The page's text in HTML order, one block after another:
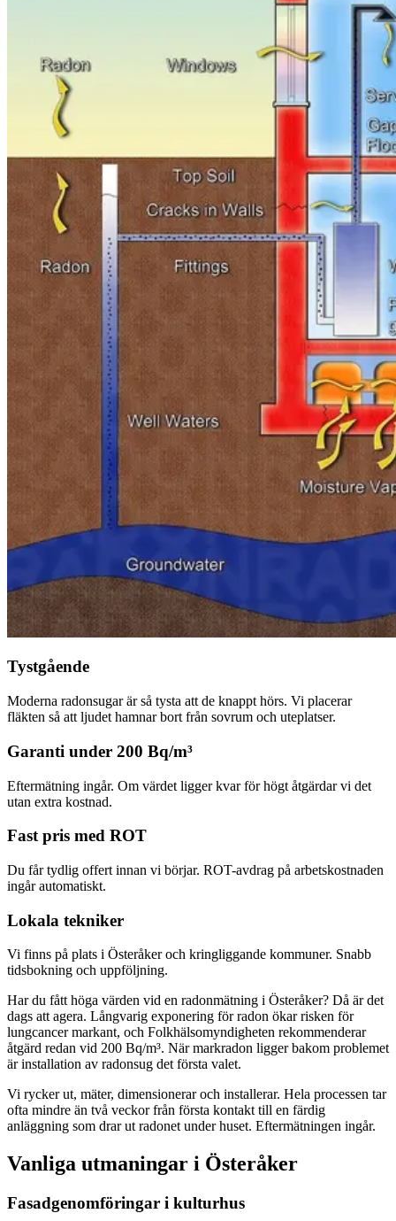
Tystgående
Moderna radonsugar är så tysta att de knappt hörs. Vi placerar
fläkten så att ljudet hamnar bort från sovrum och uteplatser.
Garanti under 200 Bq/m³
Eftermätning ingår. Om värdet ligger kvar för högt åtgärdar vi det
utan extra kostnad.
Fast pris med ROT
Du får tydlig offert innan vi börjar. ROT-avdrag på arbetskostnaden
ingår automatiskt.
Lokala tekniker
Vi finns på plats i Österåker och kringliggande kommuner. Snabb
tidsbokning och uppföljning.
Har du fått höga värden vid en radonmätning i Österåker? Då är det
dags att agera. Långvarig exponering för radon ökar risken för
lungcancer markant, och Folkhälsomyndigheten rekommenderar
åtgärd redan vid 200 Bq/m³. När markradon ligger bakom problemet
är installation av radonsug det första valet.
Vi rycker ut, mäter, dimensionerar och installerar. Hela processen tar
ofta mindre än två veckor från första kontakt till en färdig
anläggning som drar ut radonet under huset. Eftermätningen ingår.
Vanliga utmaningar i Österåker
Fasadgenomföringar i kulturhus